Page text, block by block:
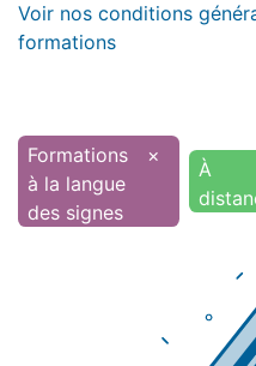
Voir nos conditions
formations
Formations
à la langue
des signes
×
À